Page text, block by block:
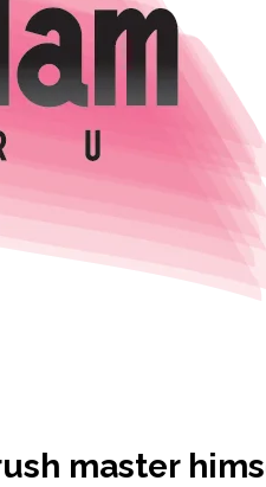
master